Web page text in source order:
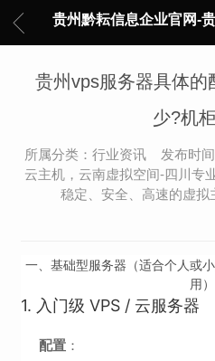
贵州vps服务器具体的
少?机
所属分类：行业资讯 发布时
云主机，云南虚拟空间-四川专
稳定、安全、高速的虚拟
一、基础型服务器（适合个人或
用）
1. 入门级 VPS / 云服务器
配置 ：